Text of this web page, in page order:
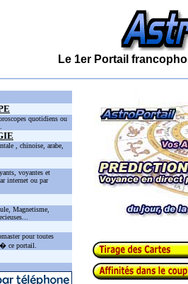
Le 1er Portail
quotidiens ou
, chinoise, arabe,
voyantes et
internet ou par
Magnetisme,
pour toutes
ce portail.